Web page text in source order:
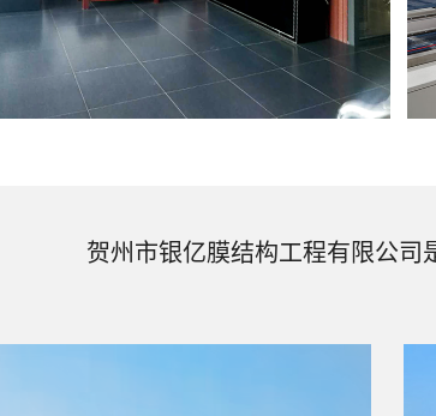
贺州市银亿膜结构工程有限公司